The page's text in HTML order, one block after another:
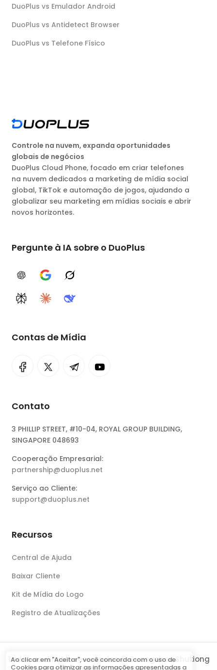
DuoPlus vs Emulador Android
DuoPlus vs Antidetect Browser
DuoPlus vs Telefone Físico
Controle na nuvem, expanda oportunidades
globais de negócios
DuoPlus Cloud Phone, focado em criar telefones
na nuvem dedicados a marketing de mídia social
global, TikTok e automação de jogos, ajudando a
globalizar seu marketing em mídias sociais e abrir
novos horizontes.
Pergunte à IA sobre o DuoPlus
ChatGPTGoogle AIGrok
PerplexityClaudeDeepSeek
Contas de Mídia
Contato
3 PHILLIP STREET, #10-04, ROYAL GROUP BUILDING,
SINGAPORE 048693
Cooperação Empresarial:
partnership@duoplus.net
Serviço ao Cliente:
support@duoplus.net
Recursos
Central de Ajuda
Baixar Cliente
Kit de Mídia do Logo
Registro de Atualizações
Todos os direitos reservados © Guangzhou Shuxiong
Ao clicar em "Aceitar", você concorda com o uso de
Cookies para otimizar as informações apresentadas a